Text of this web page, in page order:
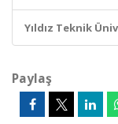
Yıldız Teknik
Paylaş